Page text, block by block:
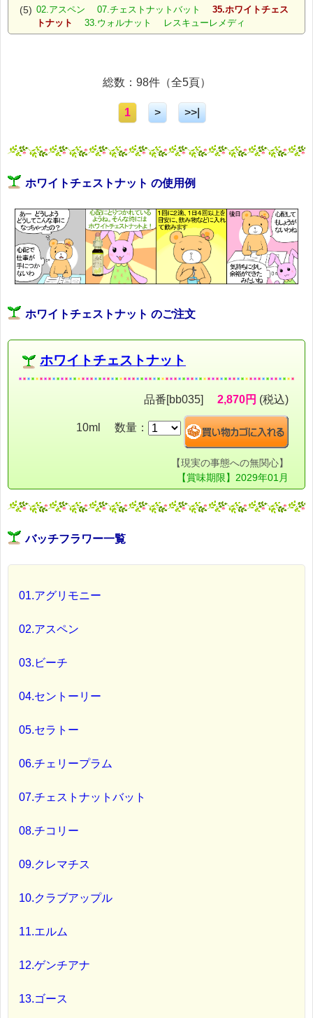
(5) 02.アスペン 07.チェストナットバット 35.ホワイトチェス
トナット
33.ウォルナット レスキューレメディ
総数：98件（全5頁）
1 > >>|
ホワイトチェストナット の使用例
ホワイトチェストナット のご注文
ホワイトチェストナット
品番[bb035] 2,870円 (税込)
10ml 数量：
【現実の事態への無関心】
【賞味期限】2029年01月
バッチフラワー一覧
01.アグリモニー
02.アスペン
03.ビーチ
04.セントーリー
05.セラトー
06.チェリープラム
07.チェストナットバット
08.チコリー
09.クレマチス
10.クラブアップル
11.エルム
12.ゲンチアナ
13.ゴース